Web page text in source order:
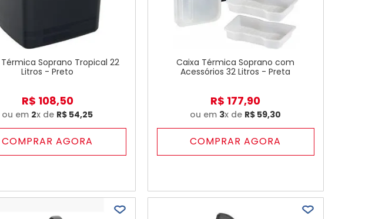
Soprano Tropical 22
Litros - Preto
R$ 108,50
ou em 2x de R$ 54,25
COMPRAR AGORA
Caixa Térmica Soprano com
Acessórios 32 Litros - Preta
R$ 177,90
ou em 3x de R$ 59,30
COMPRAR AGORA